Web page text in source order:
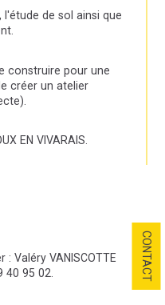
CONTACT
l'étude de sol ainsi que
construire pour une
créer un atelier
EN VIVARAIS.
Valéry VANISCOTTE
40 95 02.